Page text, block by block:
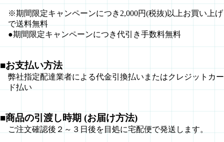
※期間限定キャンペーンにつき2,000円(税抜)以上お買い上げ
で送料無料
●期間限定キャンペーンにつき代引き手数料無料
■お支払い方法
弊社指定配達業者による代金引換払いまたはクレジットカー
ド払い
■商品の引渡し時期 (お届け方法)
ご注文確認後２～３日後を目処に宅配便で発送します。